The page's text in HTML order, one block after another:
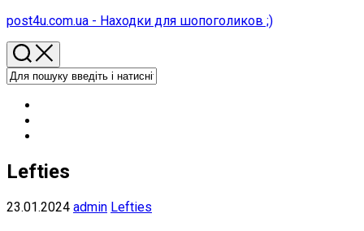
Перейти
вмісту
post4u.com.ua - Находки для шопоголиков ;)
Lefties
23.01.2024 admin Lefties